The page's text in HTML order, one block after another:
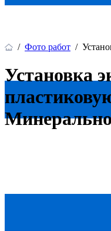
/ Фото работ /
Установка